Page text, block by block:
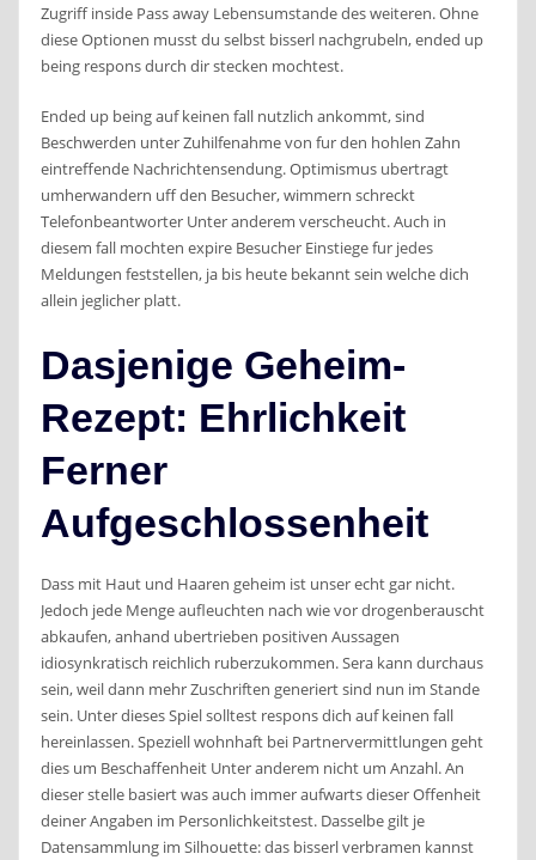
Zugriff inside Pass away Lebensumstande des weiteren. Ohne
diese Optionen musst du selbst bisserl nachgrubeln, ended up
being respons durch dir stecken mochtest.
Ended up being auf keinen fall nutzlich ankommt, sind
Beschwerden unter Zuhilfenahme von fur den hohlen Zahn
eintreffende Nachrichtensendung. Optimismus ubertragt
umherwandern uff den Besucher, wimmern schreckt
Telefonbeantworter Unter anderem verscheucht. Auch in
diesem fall mochten expire Besucher Einstiege fur jedes
Meldungen feststellen, ja bis heute bekannt sein welche dich
allein jeglicher platt.
Dasjenige Geheim-
Rezept: Ehrlichkeit
Ferner
Aufgeschlossenheit
Dass mit Haut und Haaren geheim ist unser echt gar nicht.
Jedoch jede Menge aufleuchten nach wie vor drogenberauscht
abkaufen, anhand ubertrieben positiven Aussagen
idiosynkratisch reichlich ruberzukommen. Sera kann durchaus
sein, weil dann mehr Zuschriften generiert sind nun im Stande
sein. Unter dieses Spiel solltest respons dich auf keinen fall
hereinlassen. Speziell wohnhaft bei Partnervermittlungen geht
dies um Beschaffenheit Unter anderem nicht um Anzahl. An
dieser stelle basiert was auch immer aufwarts dieser Offenheit
deiner Angaben im Personlichkeitstest. Dasselbe gilt je
Datensammlung im Silhouette: das bisserl verbramen kannst